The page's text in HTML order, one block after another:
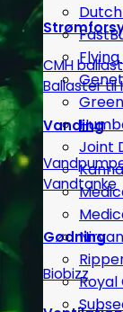
CMH
Ballaster til
Vanding
Vandtanke
Gødning
Biobizz
Joint
Royal